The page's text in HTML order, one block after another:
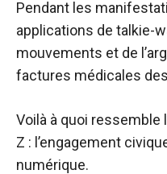
Pendant les
applications de talkie-
mouvements et de
factures médicales
Voilà à quoi ressemble
Z : l’engagement
numérique.